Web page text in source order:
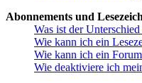
Abonnements und
Was ist der
Wie kann ich ein
Wie kann ich ein
Wie deaktiviere ich